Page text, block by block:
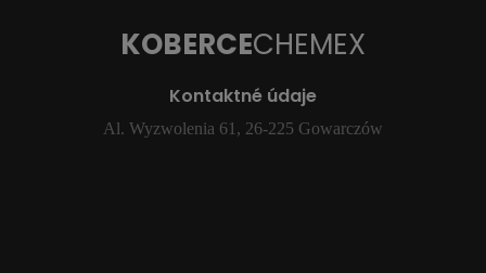
KOBERCECHEMEX
Kontaktné údaje
Al. Wyzwolenia 61, 26-225 Gowarczów